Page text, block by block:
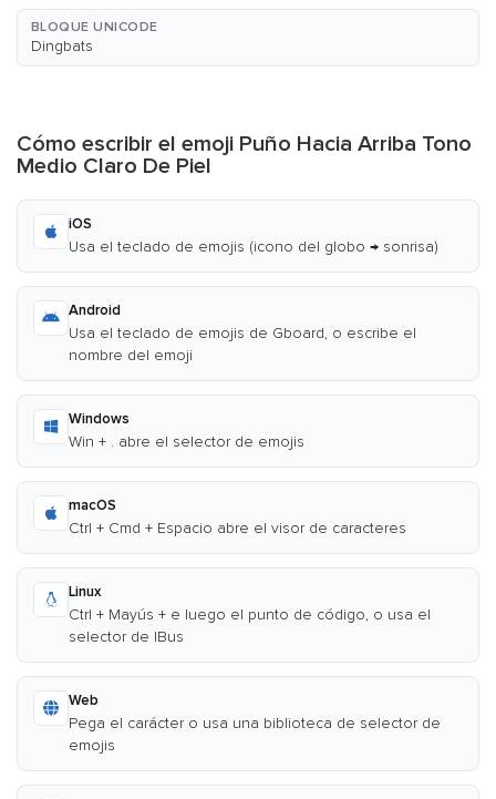
BLOQUE UNICODE
Dingbats
Cómo escribir el emoji Puño Hacia Arriba Tono
Medio Claro De Piel
iOS
Usa el teclado de emojis (icono del globo → sonrisa)
Android
Usa el teclado de emojis de Gboard, o escribe el
nombre del emoji
Windows
Win + . abre el selector de emojis
macOS
Ctrl + Cmd + Espacio abre el visor de caracteres
Linux
Ctrl + Mayús + e luego el punto de código, o usa el
selector de IBus
Web
Pega el carácter o usa una biblioteca de selector de
emojis